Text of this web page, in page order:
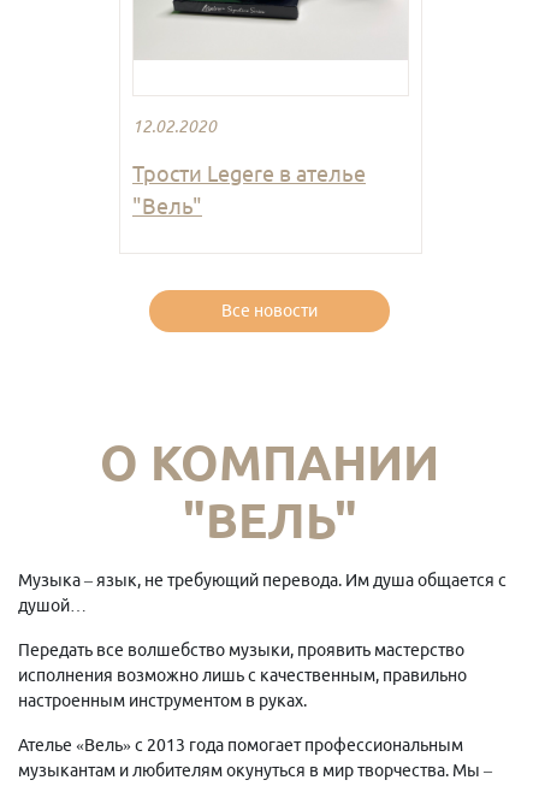
12.02.2020
Трости Legere в ателье
"Вель"
Все новости
О КОМПАНИИ
"ВЕЛЬ"
Музыка – язык, не требующий перевода. Им душа общается с
душой…
Передать все волшебство музыки, проявить мастерство
исполнения возможно лишь с качественным, правильно
настроенным инструментом в руках.
Ателье «Вель» с 2013 года помогает профессиональным
музыкантам и любителям окунуться в мир творчества. Мы –